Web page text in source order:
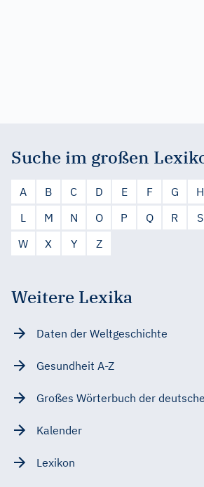
Suche im großen
A B C D E F G H
L
M N O P Q R S
W
X Y Z
Weitere Lexika
Daten der Weltgeschichte
Gesundheit A-Z
Großes Wörterbuch der
Kalender
Lexikon